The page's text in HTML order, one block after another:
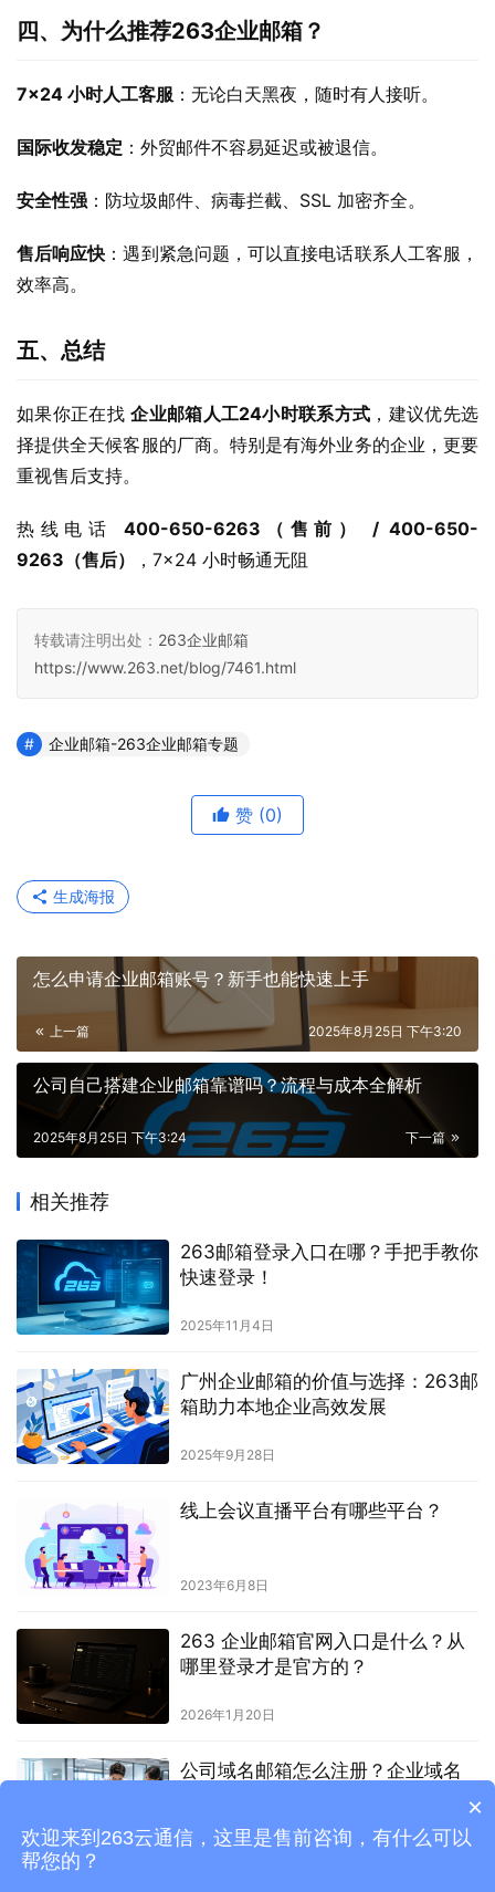
四、为什么推荐263企业邮箱？
7×24 小时人工客服 ：无论白天黑夜，随时有人接听。
国际收发稳定 ：外贸邮件不容易延迟或被退信。
安全性强 ：防垃圾邮件、病毒拦截、SSL 加密齐全。
售后响应快 ：遇到紧急问题，可以直接电话联系人工客服，
效率高。
五、总结
如果你正在找 企业邮箱人工24小时联系方式 ，建议优先选
择提供全天候客服的厂商。特别是有海外业务的企业，更要
重视售后支持。
热线电话 400-650-6263（售前） / 400-650-
9263（售后）
，7×24 小时畅通无阻
转载请注明出处： 263企业邮箱
https://www.263.net/blog/7461.html
企业邮箱-263企业邮箱专题
赞 (0)
生成海报
怎么申请企业邮箱账号？新手也能快速上手
上一篇 2025年8月25日 下午3:20
公司自己搭建企业邮箱靠谱吗？流程与成本全解析
下一篇
2025年8月25日 下午3:24
相关推荐
263邮箱登录入口在哪？手把手教你
快速登录！
2025年11月4日
广州企业邮箱的价值与选择：263邮
箱助力本地企业高效发展
2025年9月28日
线上会议直播平台有哪些平台？
2023年6月8日
263 企业邮箱官网入口是什么？从
哪里登录才是官方的？
2026年1月20日
公司域名邮箱怎么注册？企业域名
2026年7月3日
×
欢迎来到263云通信，这里是售前咨询，有什么可以
帮您的？